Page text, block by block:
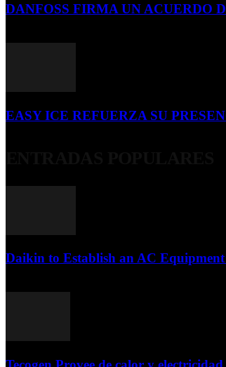
DANFOSS FIRMA UN
EASY ICE REFUERZA SU
Daikin to Establish an AC